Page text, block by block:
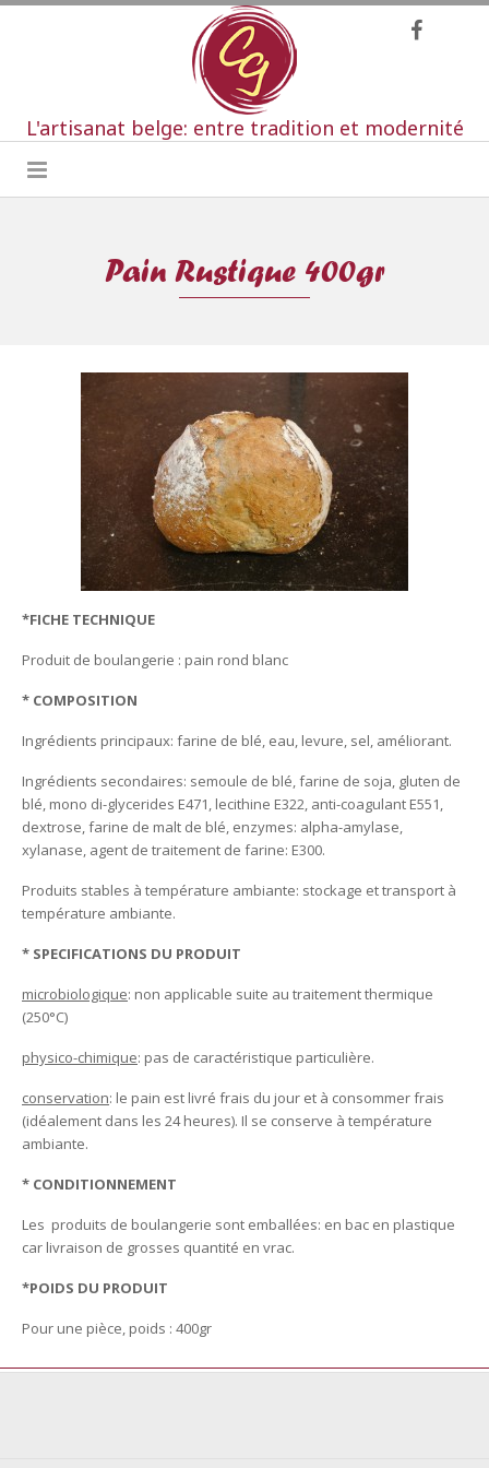
L'artisanat belge: entre tradition et modernité
Pain Rustique 400gr
*FICHE TECHNIQUE
Produit de boulangerie : pain rond blanc
* COMPOSITION
Ingrédients principaux: farine de blé, eau, levure, sel, améliorant.
Ingrédients secondaires: semoule de blé, farine de soja, gluten de
blé, mono di-glycerides E471, lecithine E322, anti-coagulant E551,
dextrose, farine de malt de blé, enzymes: alpha-amylase,
xylanase, agent de traitement de farine: E300.
Produits stables à température ambiante: stockage et transport à
température ambiante.
* SPECIFICATIONS DU PRODUIT
microbiologique: non applicable suite au traitement thermique
(250°C)
physico-chimique: pas de caractéristique particulière.
conservation: le pain est livré frais du jour et à consommer frais
(idéalement dans les 24 heures). Il se conserve à température
ambiante.
* CONDITIONNEMENT
Les produits de boulangerie sont emballées: en bac en plastique
car livraison de grosses quantité en vrac.
*POIDS DU PRODUIT
Pour une pièce, poids : 400gr